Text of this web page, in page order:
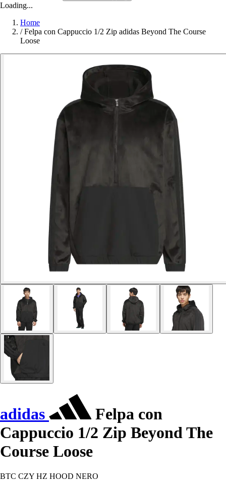
Loading...
Home
/ Felpa con Cappuccio 1/2 Zip adidas Beyond The Course
Loose
adidas
Felpa con
Cappuccio 1/2 Zip Beyond The
Course Loose
BTC CZY HZ HOOD NERO